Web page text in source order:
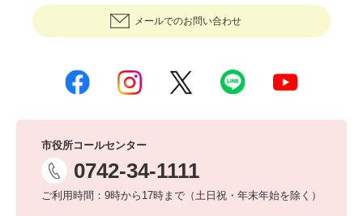
メールでのお問い合わせ
市役所コールセンター
0742-34-1111
ご利用時間：9時から17時まで（土日祝・年末年始を除く）